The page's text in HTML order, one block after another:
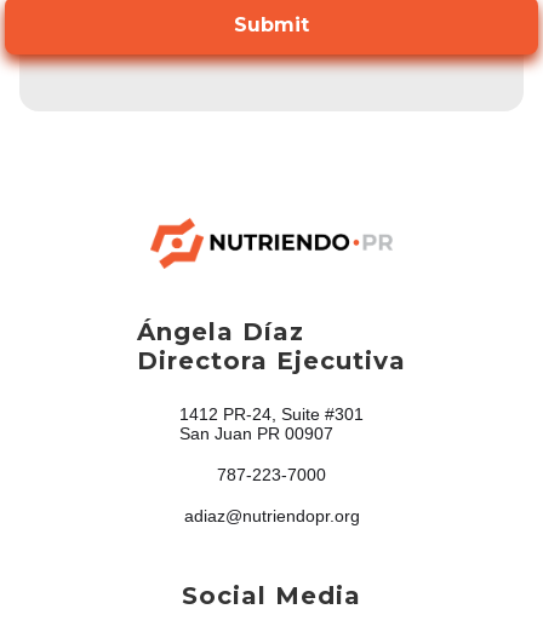
Ángela Díaz
Directora Ejecutiva
1412 PR-24, Suite #301
San Juan PR 00907
787-223-7000
adiaz@nutriendopr.org
Social Media